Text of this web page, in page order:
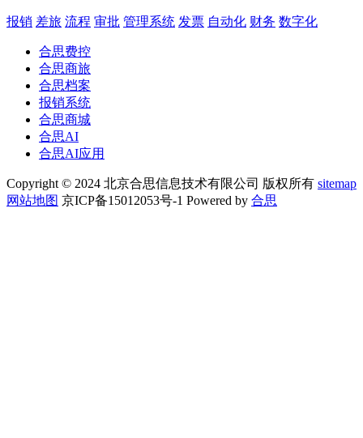
报销 差旅 流程 审批 管理系统 发票 自动化 财务 数字化
合思费控
合思商旅
合思档案
报销系统
合思商城
合思AI
合思AI应用
Copyright © 2024 北京合思信息技术有限公司 版权所有 sitemap
网站地图 京ICP备15012053号-1 Powered by 合思